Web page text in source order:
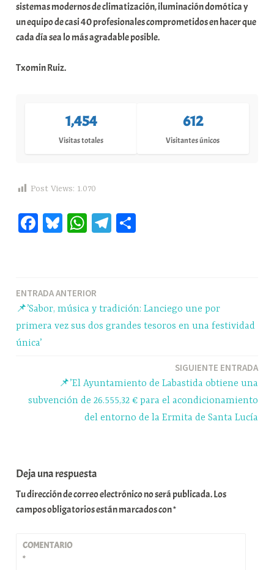
sistemas modernos de climatización, iluminación domótica y
un equipo de casi 40 profesionales comprometidos en hacer que
cada día sea lo más agradable posible.
Txomin Ruiz.
1,454
Visitas totales
612
Visitantes únicos
Post Views: 1.070
Fa Bl W
pp
Te
m rti
r
Navegación
de
entradas
ENTRADA ANTERIOR
📌’Sabor, música y tradición: Lanciego une por
primera vez sus dos grandes tesoros en una festividad
única’
SIGUIENTE ENTRADA
📌’El Ayuntamiento de Labastida obtiene una
subvención de 26.555,32 € para el acondicionamiento
del entorno de la Ermita de Santa Lucía
Deja una respuesta
Tu dirección de correo electrónico no será publicada.Los
campos obligatorios están marcados con*
COMENTARIO
*